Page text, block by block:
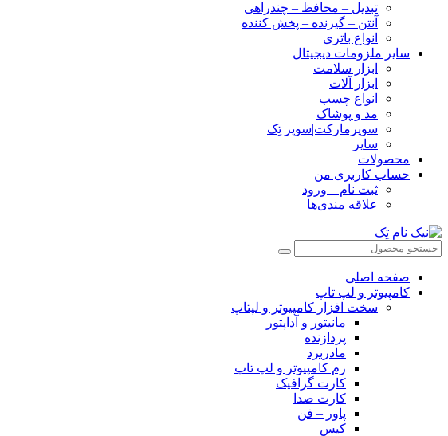
تبدیل – محافظ – چندراهی
آنتن – گیرنده – پخش کننده
انواع باتری
سایر ملزومات دیجیتال
ابزار سلامت
ابزار آلات
انواع چسب
مد و پوشاک
سوپرمارکت|سوپر تِک
سایر
محصولات
حساب کاربری من
ثبت نام _ ورود
علاقه مندی‌ها
صفحه اصلی
کامپیوتر و‌‌‌‌‌ لپ تاپ
سخت افزار کامپیوتر و لپتاپ
مانیتور و آداپتور
پردازنده
مادربرد
رم کامپیوتر و لپ تاپ
کارت گرافیک
کارت صدا
پاور – فن
کیس